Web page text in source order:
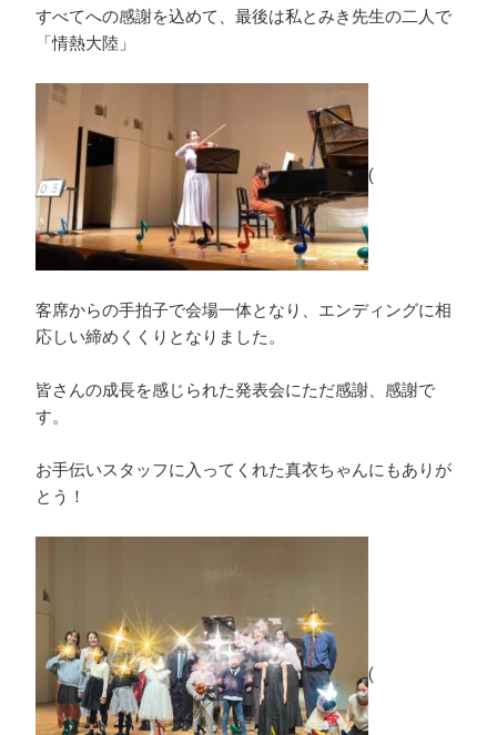
すべてへの感謝を込めて、最後は私とみき先生の二人で
「情熱大陸」
(
客席からの手拍子で会場一体となり、エンディングに相
応しい締めくくりとなりました。
皆さんの成長を感じられた発表会にただ感謝、感謝で
す。
お手伝いスタッフに入ってくれた真衣ちゃんにもありが
とう！
(